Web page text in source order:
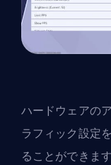
ハードウェアの
ラフィック設定
ることができま